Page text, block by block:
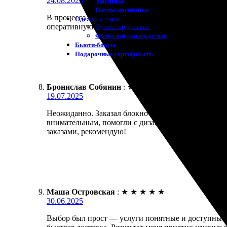
Пазлы магнитные
Одежда с Фото
Футболки детские
Футболки для взрослых
Бьюти-боксы
Подарочные сертификаты
В процессе заказа блокнотов всё прошло гладко.
оперативную доставку. Рекомендую, отличная
Бронислав Собянин : ★
19.07.2025
Неожиданно. Заказал блокноты на заказ и был
внимательным, помогли с дизайном. Всё сделали
заказами, рекомендую!
Маша Островская : ★ ★ ★ ★ ★
30.06.2025
Выбор был прост — услуги понятные и